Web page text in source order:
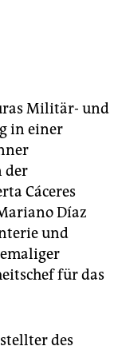
Militär- und
in einer
der
Cáceres
Díaz
und
für das
des